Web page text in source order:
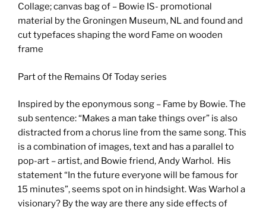
Collage; canvas bag of – Bowie IS- promotional
material by the Groningen Museum, NL and found and
cut typefaces shaping the word Fame on wooden
frame
Part of the Remains Of Today series
Inspired by the eponymous song – Fame by Bowie. The
sub sentence: “Makes a man take things over” is also
distracted from a chorus line from the same song. This
is a combination of images, text and has a parallel to
pop-art – artist, and Bowie friend, Andy Warhol. His
statement “In the future everyone will be famous for
15 minutes”, seems spot on in hindsight. Was Warhol a
visionary? By the way are there any side effects of